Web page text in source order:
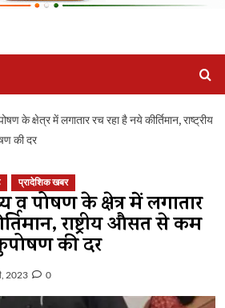
के क्षेत्र में लगातार रच रहा है नये कीर्तिमान, राष्ट्रीय
की दर
प्रादेशिक खबर
व पोषण के क्षेत्र में लगातार
राष्ट्रीय औसत से कम
की दर
2023 0